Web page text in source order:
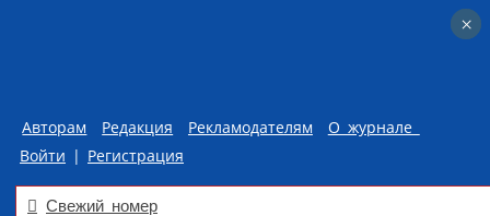
Авторам Редакция Рекламодателям
О журнале
Войти | Регистрация
Свежий номер
×
×